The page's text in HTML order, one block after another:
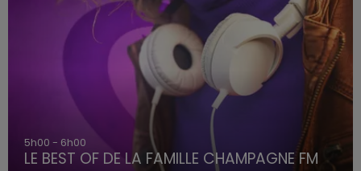
5h00 - 6h00
LE BEST OF DE LA FAMILLE CHAMPAGNE FM